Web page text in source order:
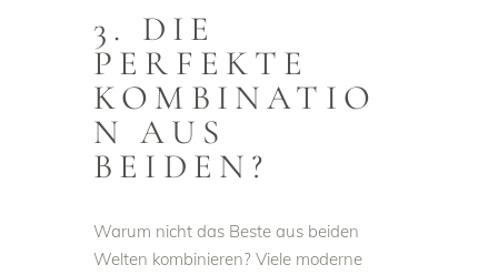
3. DIE
PERFEKTE
KOMBINATIO
N AUS
BEIDEN?
Warum nicht das Beste aus beiden
Welten kombinieren? Viele moderne